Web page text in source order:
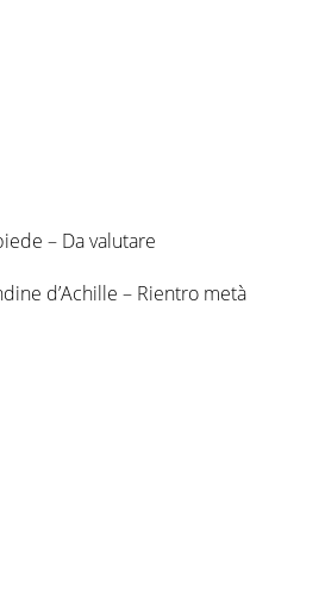
– Da valutare
d’Achille – Rientro metà